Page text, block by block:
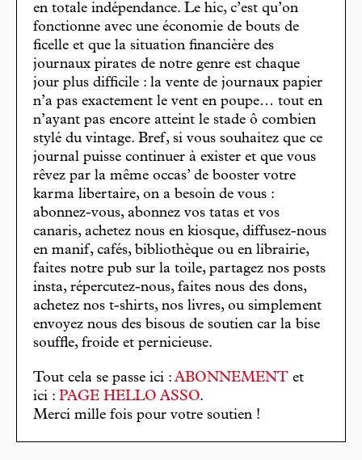
en totale indépendance. Le hic, c’est qu’on
fonctionne avec une économie de bouts de
ficelle et que la situation financière des
journaux pirates de notre genre est chaque
jour plus difficile : la vente de journaux papier
n’a pas exactement le vent en poupe… tout en
n’ayant pas encore atteint le stade ô combien
stylé du vintage. Bref, si vous souhaitez que ce
journal puisse continuer à exister et que vous
rêvez par la même occas’ de booster votre
karma libertaire, on a besoin de vous :
abonnez-vous, abonnez vos tatas et vos
canaris, achetez nous en kiosque, diffusez-nous
en manif, cafés, bibliothèque ou en librairie,
faites notre pub sur la toile, partagez nos posts
insta, répercutez-nous, faites nous des dons,
achetez nos t-shirts, nos livres, ou simplement
envoyez nous des bisous de soutien car la bise
souffle, froide et pernicieuse.
Tout cela se passe ici : ABONNEMENT et
ici : PAGE HELLO ASSO.
Merci mille fois pour votre soutien !